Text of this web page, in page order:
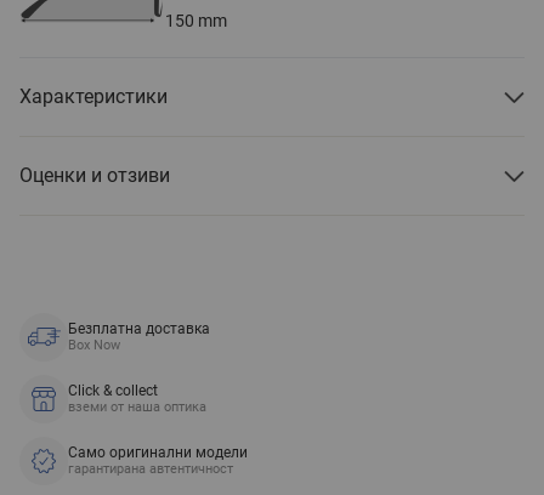
150 mm
Характеристики
Оценки и отзиви
Безплатна доставка
Box Now
Click & collect
вземи от наша оптика
Само оригинални модели
гарантирана автентичност